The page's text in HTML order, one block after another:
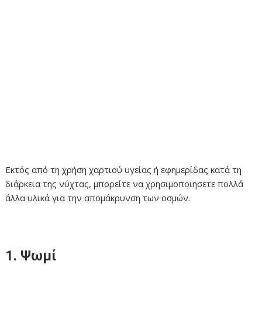
Εκτός από τη χρήση χαρτιού υγείας ή εφημερίδας κατά τη
διάρκεια της νύχτας, μπορείτε να χρησιμοποιήσετε πολλά
άλλα υλικά για την απομάκρυνση των οσμών.
1. Ψωμί